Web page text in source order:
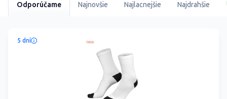
Odporúčame Najnovšie Najlacnejšie Najdrahšie
5 dní